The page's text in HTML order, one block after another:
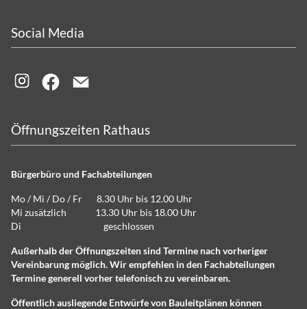
Social Media
Öffnungszeiten Rathaus
Bürgerbüro und Fachabteilungen
Mo / Mi / Do / Fr 8.30 Uhr bis 12.00 Uhr
Mi zusätzlich 13.30 Uhr bis 18.00 Uhr
Di geschlossen
Außerhalb der Öffnungszeiten sind Termine nach vorheriger
Vereinbarung möglich. Wir empfehlen in den Fachabteilungen
Termine generell vorher telefonisch zu vereinbaren.
Öffentlich ausliegende Entwürfe von Bauleitplänen können